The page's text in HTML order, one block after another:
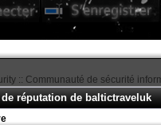
:: Communauté de sécurité
réputation de baltictraveluk